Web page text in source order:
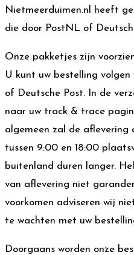
Nietmeerduimen.nl heeft
die door PostNL of
Onze pakketjes zijn
U kunt uw bestelling
of Deutsche Post. In de
naar uw track & trace
algemeen zal de aflevering
tussen 9:00 en 18:00
buitenland duren langer.
van aflevering niet
voorkomen adviseren wij
te wachten met uw
Doorgaans worden onze